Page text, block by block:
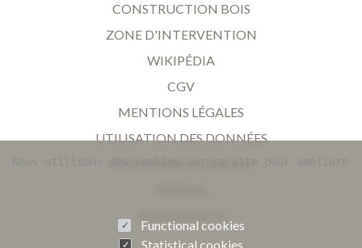
CONSTRUCTION BOIS
ZONE D'INTERVENTION
WIKIPÉDIA
CGV
MENTIONS LÉGALES
UTILISATION DES DONNÉES
Functional cookies
Statistical cookies